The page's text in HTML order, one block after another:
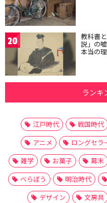
20 教科書
説」の
本当の
ランキ
江戸時代 戦国時代
アニメ
ロングセラ
雑学
お菓子 幕末
べらぼう
明治時代
デザイン
文房具